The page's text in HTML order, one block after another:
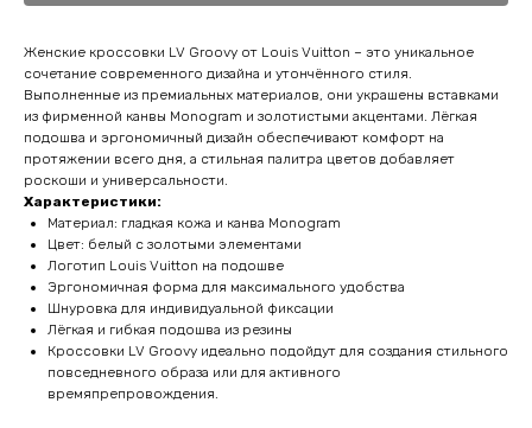
Женские кроссовки LV Groovy от Louis Vuitton – это уникальное
сочетание современного дизайна и утончённого стиля.
Выполненные из премиальных материалов, они украшены вставками
из фирменной канвы Monogram и золотистыми акцентами. Лёгкая
подошва и эргономичный дизайн обеспечивают комфорт на
протяжении всего дня, а стильная палитра цветов добавляет
роскоши и универсальности.
Характеристики:
Материал: гладкая кожа и канва Monogram
Цвет: белый с золотыми элементами
Логотип Louis Vuitton на подошве
Эргономичная форма для максимального удобства
Шнуровка для индивидуальной фиксации
Лёгкая и гибкая подошва из резины
Кроссовки LV Groovy идеально подойдут для создания стильного
повседневного образа или для активного
времяпрепровождения.